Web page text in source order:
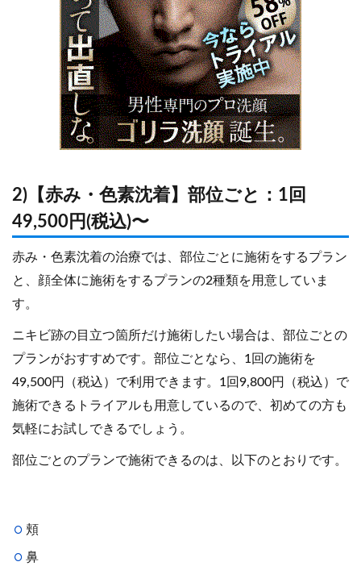
2)【赤み・色素沈着】部位ごと：1回
49,500円(税込)〜
赤み・色素沈着の治療では、部位ごとに施術をするプラン
と、顔全体に施術をするプランの2種類を用意していま
す。
ニキビ跡の目立つ箇所だけ施術したい場合は、部位ごとの
プランがおすすめです。部位ごとなら、1回の施術を
49,500円（税込）で利用できます。1回9,800円（税込）で
施術できるトライアルも用意しているので、初めての方も
気軽にお試しできるでしょう。
部位ごとのプランで施術できるのは、以下のとおりです。
頬
鼻